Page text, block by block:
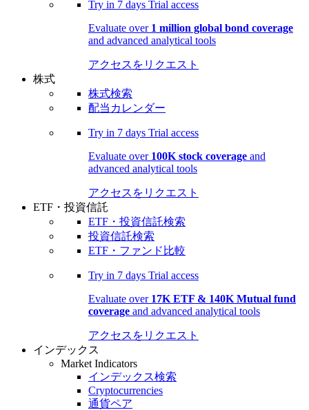
Try in 7 days Trial access
Evaluate over 1 million global bond coverage
and advanced analytical tools
アクセスをリクエスト
株式
株式検索
配当カレンダー
Try in 7 days Trial access
Evaluate over 100K stock coverage and
advanced analytical tools
アクセスをリクエスト
ETF・投資信託
ETF・投資信託検索
投資信託検索
ETF・ファンド比較
Try in 7 days Trial access
Evaluate over 17K ETF & 140K Mutual fund
coverage and advanced analytical tools
アクセスをリクエスト
インデックス
Market Indicators
インデックス検索
Cryptocurrencies
通貨ペア